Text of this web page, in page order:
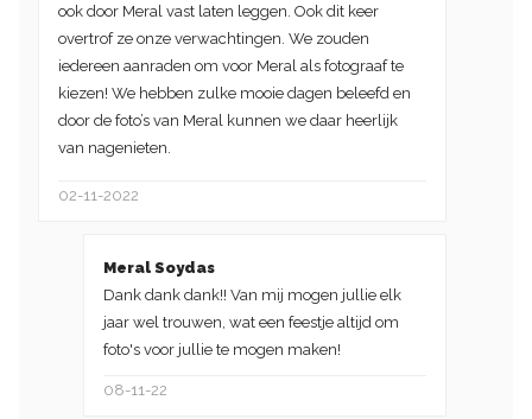
ook door Meral vast laten leggen. Ook dit keer
overtrof ze onze verwachtingen. We zouden
iedereen aanraden om voor Meral als fotograaf te
kiezen! We hebben zulke mooie dagen beleefd en
door de foto’s van Meral kunnen we daar heerlijk
van nagenieten.
02-11-2022
Meral Soydas
Dank dank dank!! Van mij mogen jullie elk
jaar wel trouwen, wat een feestje altijd om
foto's voor jullie te mogen maken!
08-11-22